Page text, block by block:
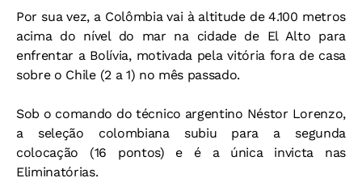
Por sua vez, a Colômbia vai à altitude de 4.100 metros
acima do nível do mar na cidade de El Alto para
enfrentar a Bolívia, motivada pela vitória fora de casa
sobre o Chile (2 a 1) no mês passado.
Sob o comando do técnico argentino Néstor Lorenzo,
a seleção colombiana subiu para a segunda
colocação (16 pontos) e é a única invicta nas
Eliminatórias.